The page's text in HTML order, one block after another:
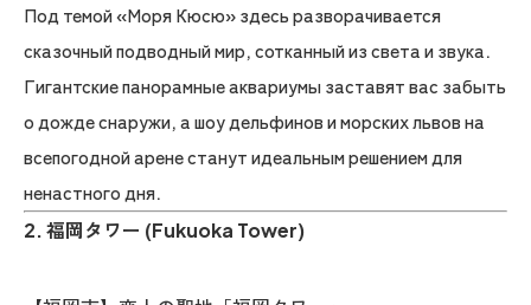
Под темой «Моря Кюсю» здесь разворачивается
сказочный подводный мир, сотканный из света и звука.
Гигантские панорамные аквариумы заставят вас забыть
о дожде снаружи, а шоу дельфинов и морских львов на
всепогодной арене станут идеальным решением для
ненастного дня.
2. 福岡タワー (Fukuoka Tower)